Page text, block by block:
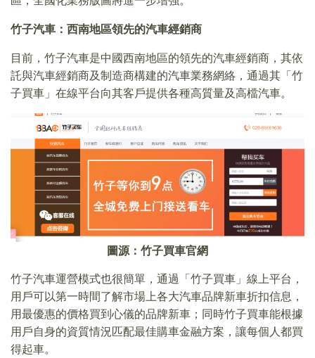
竹子汽車：西南地區領先的汽車經銷商
目前，竹子汽車是中國西南地區的領先的汽車經銷商，其依
託與汽車經銷商及制造商構建的汽車業務網絡，通過其「竹
子買車」在線平台向其客戶提供各種高質量及高檔汽車。
圖源：竹子買車官網
竹子汽車運營模式也很簡單，通過「竹子買車」線上平台，
用戶可以第一時間了解市場上各大汽車品牌新車折扣信息，
用最優惠的價格買到心儀的品牌新車；同時竹子買車能根據
用戶自身的資質情況匹配最佳購車金融方案，讓每個人都買
得起車。